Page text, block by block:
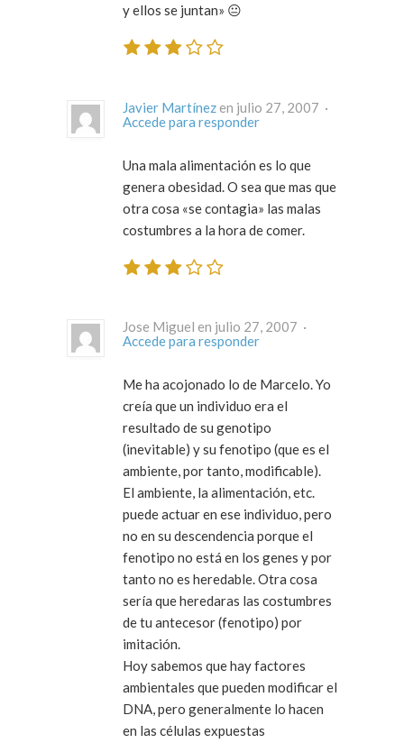
y ellos se juntan» 😐
Javier Martínez
en julio 27, 2007 ·
Accede para responder
Una mala alimentación es lo que
genera obesidad. O sea que mas que
otra cosa «se contagia» las malas
costumbres a la hora de comer.
Jose Miguel en julio 27, 2007 ·
Accede para responder
Me ha acojonado lo de Marcelo. Yo
creía que un individuo era el
resultado de su genotipo
(inevitable) y su fenotipo (que es el
ambiente, por tanto, modificable).
El ambiente, la alimentación, etc.
puede actuar en ese individuo, pero
no en su descendencia porque el
fenotipo no está en los genes y por
tanto no es heredable. Otra cosa
sería que heredaras las costumbres
de tu antecesor (fenotipo) por
imitación.
Hoy sabemos que hay factores
ambientales que pueden modificar el
DNA, pero generalmente lo hacen
en las células expuestas